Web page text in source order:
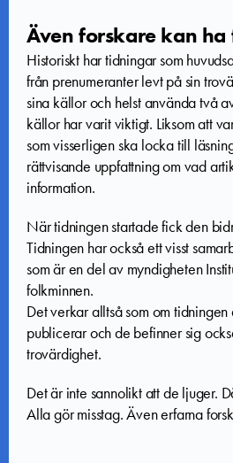
Även forskare kan ha
Historiskt har tidningar som
från prenumeranter levt på sin
sina källor och helst använda två
källor har varit viktigt. Liksom att
som visserligen ska locka till
rättvisande uppfattning om vad
information.
När tidningen startade fick den
Tidningen har också ett visst
som är en del av myndigheten
folkminnen.
Det verkar alltså som om
publicerar och de befinner sig
trovärdighet.
Det är inte sannolikt att de ljuger.
Alla gör misstag. Även erfarna